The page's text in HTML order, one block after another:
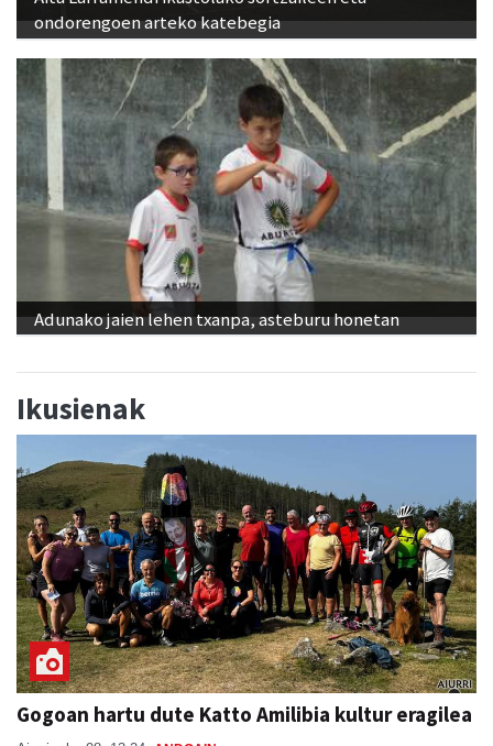
ondorengoen arteko katebegia
Adunako jaien lehen txanpa, asteburu honetan
Ikusienak
Gogoan hartu dute Katto Amilibia kultur eragilea